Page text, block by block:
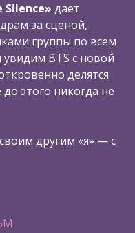
Silence» дает
за сценой,
группы по всем
BTS c новой
делятся
этого никогда не
другим «я» — с